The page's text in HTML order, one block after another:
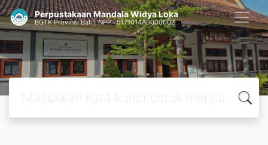
Perpustakaan Mandala Widya Loka
BGTK Provinsi Bali | NPP : 5171014A0000002